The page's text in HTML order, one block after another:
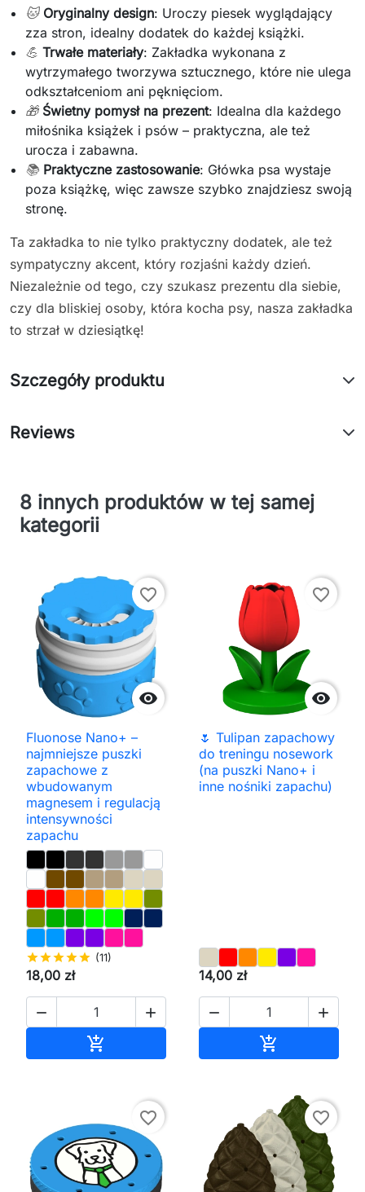
🐱 Oryginalny design: Uroczy piesek wyglądający
zza stron, idealny dodatek do każdej książki.
💪 Trwałe materiały: Zakładka wykonana z
wytrzymałego tworzywa sztucznego, które nie ulega
odkształceniom ani pęknięciom.
🎁 Świetny pomysł na prezent: Idealna dla każdego
miłośnika książek i psów – praktyczna, ale też
urocza i zabawna.
📚 Praktyczne zastosowanie: Główka psa wystaje
poza książkę, więc zawsze szybko znajdziesz swoją
stronę.
Ta zakładka to nie tylko praktyczny dodatek, ale też
sympatyczny akcent, który rozjaśni każdy dzień.
Niezależnie od tego, czy szukasz prezentu dla siebie,
czy dla bliskiej osoby, która kocha psy, nasza zakładka
to strzał w dziesiątkę!
Szczegóły produktu
Reviews
8 innych produktów w tej samej
kategorii

favorite_border
Fluonose Nano+ –
najmniejsze puszki
zapachowe z
wbudowanym
magnesem i regulacją
intensywności
zapachu
starstarstarstarstar (11)
18,00 zł
 


favorite_border
🌷 Tulipan zapachowy
do treningu nosework
(na puszki Nano+ i
inne nośniki zapachu)
14,00 zł
 

favorite_border favorite_border